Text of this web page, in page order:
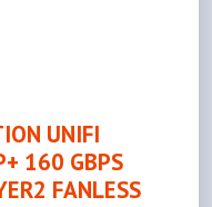
UNIFI
160 GBPS
FANLESS